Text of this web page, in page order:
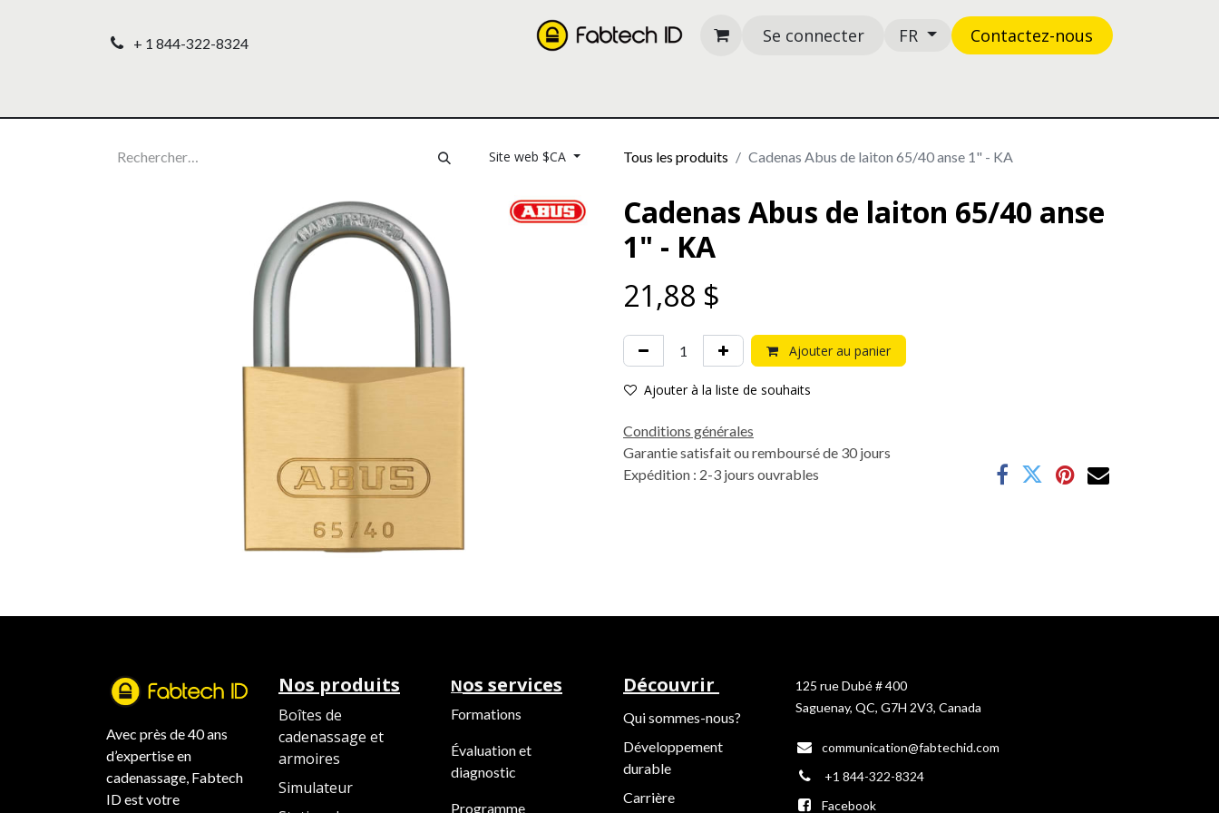
+ 1 844-322-8324 Se connecter FR Contactez-n​​​​ous
Site web $CA Tous les produits Cadenas Abus de laiton 65/40 anse 1" - KA
Cadenas Abus de laiton 65/40 anse
1" - KA
21,88 $
Ajouter au panier
Ajouter à la liste de souhaits
Conditions générales
Garantie satisfait ou remboursé de 30 jours
Expédition : 2-3 jours ouvrables
Avec près de 40 ans
d’expertise en
cadenassage, Fabtech
ID est votre
Nos produits
Boîtes de
cadenassage et
armoires
Simulateur
Nos services
Formations
Évaluation et
diagnostic
Programme
Découvrir
Qui sommes-nous?
Développement
durable
Carrière
125 rue Dubé # 400
Saguenay, QC, G7H 2V3, Canada
communication@fabtechid.com
+1 844-322-8324
Facebook